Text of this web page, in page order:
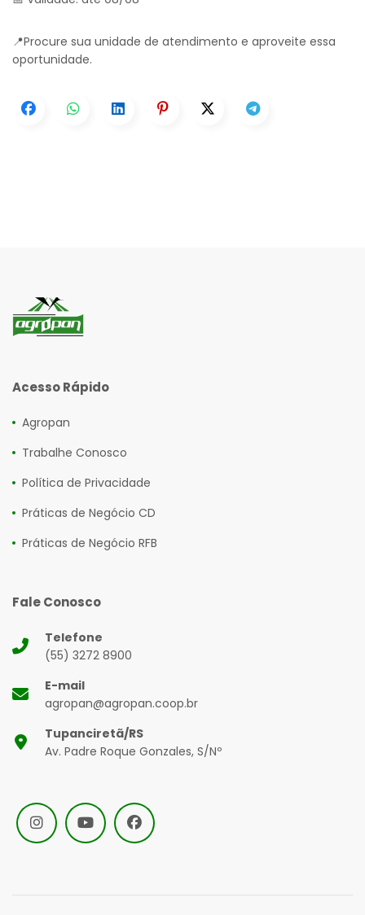
📍Procure sua unidade de atendimento e aproveite essa
oportunidade.
Acesso Rápido
Agropan
Trabalhe Conosco
Política de Privacidade
Práticas de Negócio CD
Práticas de Negócio RFB
Fale Conosco
Telefone
(55) 3272 8900
E-mail
agropan@agropan.coop.br
Tupanciretã/RS
Av. Padre Roque Gonzales, S/Nº